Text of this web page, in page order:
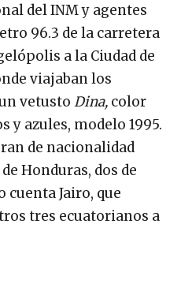
del INM y agentes
96.3 de la carretera
a la Ciudad de
viajaban los
vetusto Dina, color
y azules, modelo 1995.
de nacionalidad
Honduras, dos de
cuenta Jairo, que
tres ecuatorianos a